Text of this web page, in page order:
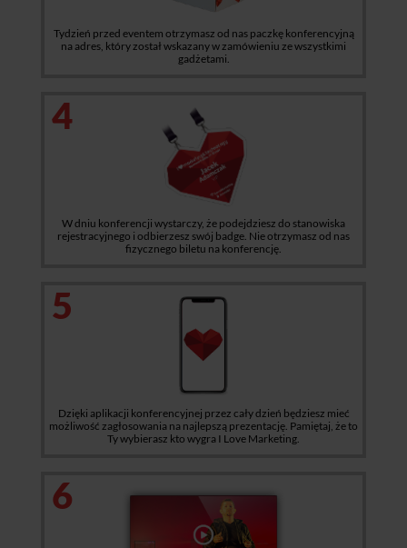
Tydzień przed eventem otrzymasz od nas paczkę konferencyjną
na adres, który został wskazany w zamówieniu ze wszystkimi
gadżetami.
4
W dniu konferencji wystarczy, że podejdziesz do stanowiska
rejestracyjnego i odbierzesz swój badge. Nie otrzymasz od nas
fizycznego biletu na konferencję.
5
Dzięki aplikacji konferencyjnej przez cały dzień będziesz mieć
możliwość zagłosowania na najlepszą prezentację. Pamiętaj, że to
Ty wybierasz kto wygra I Love Marketing.
6